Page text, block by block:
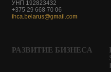
УНП 192823432
+375 29 668 70 06
ihca.belarus@gmail.com
РАЗВИТИЕ БИЗНЕСА